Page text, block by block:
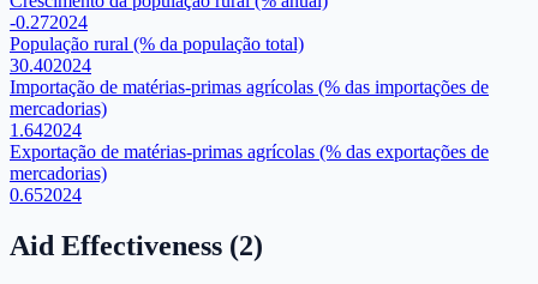
-0.272024
População rural (% da população total)
30.402024
Importação de matérias-primas agrícolas (% das importações de
mercadorias)
1.642024
Exportação de matérias-primas agrícolas (% das exportações de
mercadorias)
0.652024
Aid Effectiveness (2)